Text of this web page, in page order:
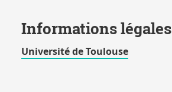
Informations légales
Université de Toulouse